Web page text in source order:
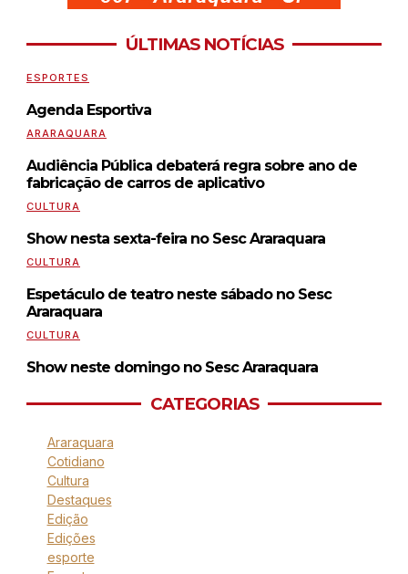
ÚLTIMAS NOTÍCIAS
ESPORTES
Agenda Esportiva
ARARAQUARA
Audiência Pública debaterá regra sobre ano de
fabricação de carros de aplicativo
CULTURA
Show nesta sexta-feira no Sesc Araraquara
CULTURA
Espetáculo de teatro neste sábado no Sesc
Araraquara
CULTURA
Show neste domingo no Sesc Araraquara
CATEGORIAS
Araraquara
Cotidiano
Cultura
Destaques
Edição
Edições
esporte